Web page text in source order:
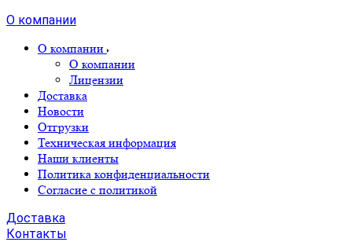
О компании
О компании
О компании
Лицензии
Доставка
Новости
Отгрузки
Техническая информация
Наши клиенты
Политика конфиденциальности
Согласие с политикой
Доставка
Контакты